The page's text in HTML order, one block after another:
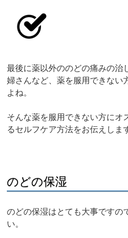
最後に薬以外ののどの痛みの治
婦さんなど、薬を服用できない
よね。
そんな薬を服用できない方にオ
るセルフケア方法をお伝えしま
のどの保湿
のどの保湿はとても大事ですの
い。